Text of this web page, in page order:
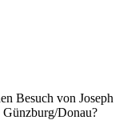
Besuch von Joseph
Günzburg/Donau?